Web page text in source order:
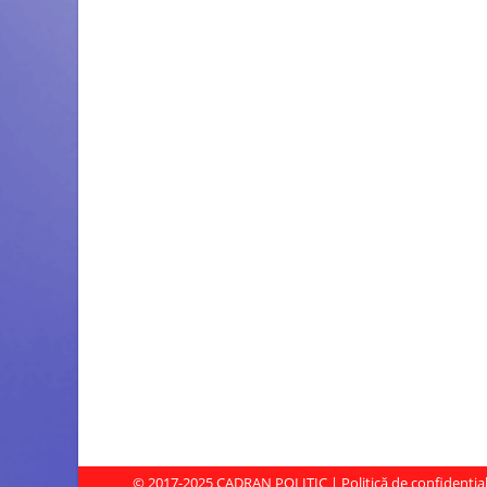
© 2017-2025CADRAN POLITIC | Politică de